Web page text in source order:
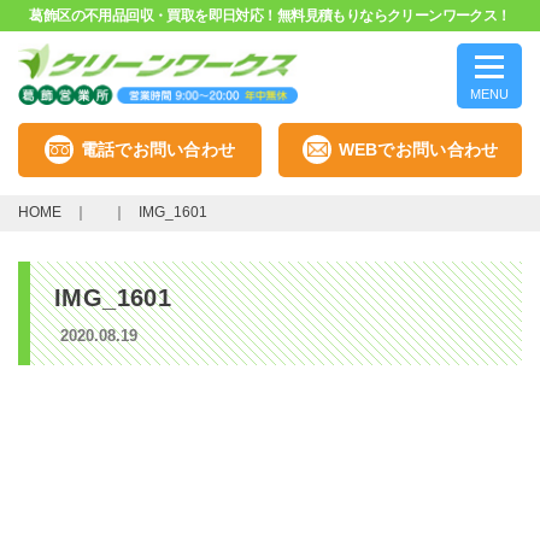
葛飾区の不用品回収・買取を即日対応！無料見積もりならクリーンワークス！
MENU
電話でお問い合わせ WEBでお問い合わせ
HOME IMG_1601
IMG_1601
2020.08.19